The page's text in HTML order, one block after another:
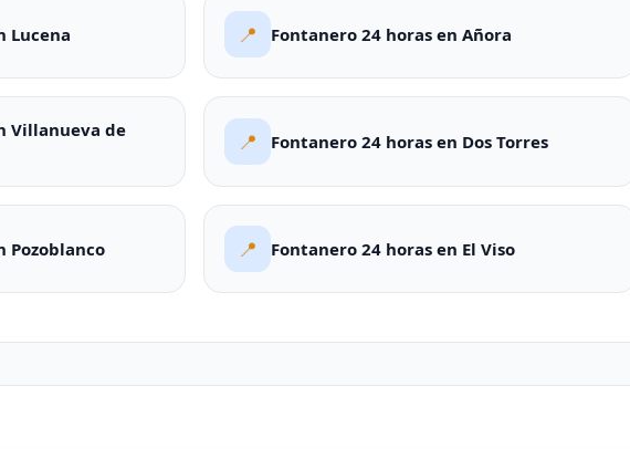
Lucena 📍 Fontanero 24 horas en Añora
Villanueva de
📍 Fontanero 24 horas en Dos Torres
Pozoblanco 📍 Fontanero 24 horas en El Viso